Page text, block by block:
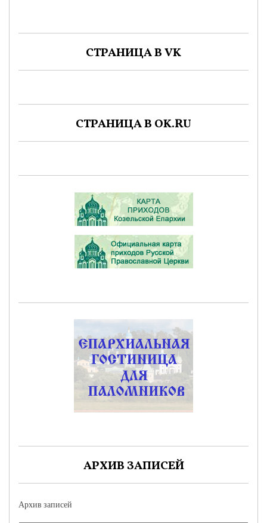
СТРАНИЦА В VK
СТРАНИЦА В OK.RU
АРХИВ ЗАПИСЕЙ
Архив записей